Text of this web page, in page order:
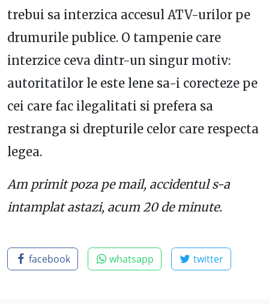
trebui sa interzica accesul ATV-urilor pe
drumurile publice. O tampenie care
interzice ceva dintr-un singur motiv:
autoritatilor le este lene sa-i corecteze pe
cei care fac ilegalitati si prefera sa
restranga si drepturile celor care respecta
legea.
Am primit poza pe mail, accidentul s-a
intamplat astazi, acum 20 de minute.
facebook whatsapp twitter